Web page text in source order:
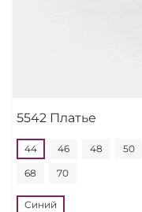
5542 Платье
44 46 48 50
68 70
Синий